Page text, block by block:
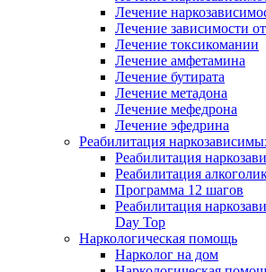
Лечение
Лечение зависимости
Лечение токсикомании
Лечение амфетамина
Лечение бутирата
Лечение метадона
Лечение мефедрона
Лечение эфедрина
Реабилитация
Реабилитация
Реабилитация
Программа 12 шагов
Реабилитация
Day Top
Наркологическая помощь
Нарколог на дом